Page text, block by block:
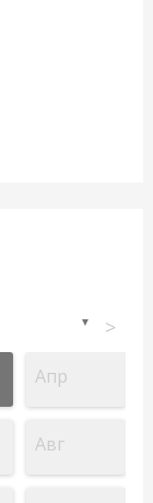
▼ >
Апр
Авг